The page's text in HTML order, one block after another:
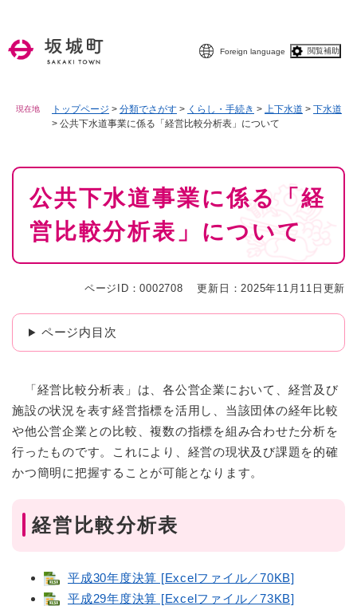
Foreign language 閲覧補助
現在地 トップページ > 分類でさがす > くらし・手続き > 上下水道 > 下水道
> 公共下水道事業に係る「経営比較分析表」について
本
公共下水道事業に係る「経
営比較分析表」について
ページID：0002708 更新日：2025年11月11日更新
ページ内目次
「経営比較分析表」は、各公営企業において、経営及び
施設の状況を表す経営指標を活用し、当該団体の経年比較
や他公営企業との比較、複数の指標を組み合わせた分析を
行ったものです。これにより、経営の現状及び課題を的確
かつ簡明に把握することが可能となります。
経営比較分析表
平成30年度決算 [Excelファイル／70KB]
平成29年度決算 [Excelファイル／73KB]